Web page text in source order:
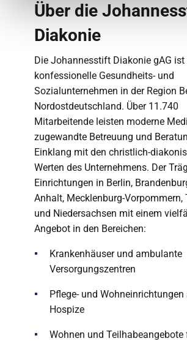
Über die
Diakonie
Die Johannesstift Diakonie gAG
konfessionelle Gesundheits- und
Sozialunternehmen in der Region
Nordostdeutschland. Über 11.740
Mitarbeitende leisten moderne
zugewandte Betreuung und
Einklang mit den christlich-
Werten des Unternehmens. Der
Einrichtungen in Berlin,
Anhalt, Mecklenburg-Vorpommern,
und Niedersachsen mit einem
Angebot in den Bereichen:
Krankenhäuser und ambulante
Versorgungszentren
Pflege- und Wohneinrichtungen
Hospize
Wohnen und Teilhabeangebote